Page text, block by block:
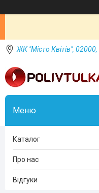
ЖК "Місто Квітів", 02000,
Каталог
Про нас
Відгуки